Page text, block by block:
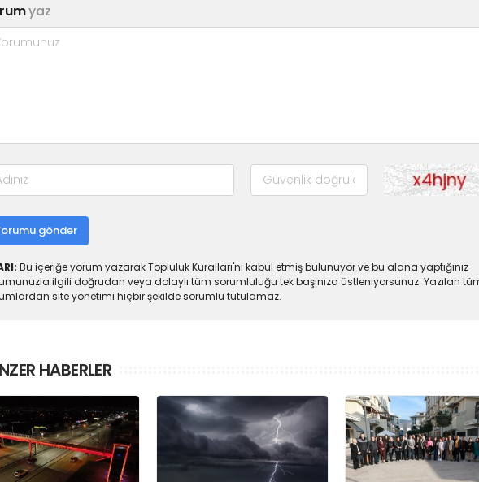
yaz
gönder
Bu içeriğe yorum yazarak Topluluk Kuralları'nı kabul etmiş bulunuyor ve bu alana yaptığınız
ilgili doğrudan veya dolaylı tüm sorumluluğu tek başınıza üstleniyorsunuz. Yazılan
site yönetimi hiçbir şekilde sorumlu tutulamaz.
HABERLER